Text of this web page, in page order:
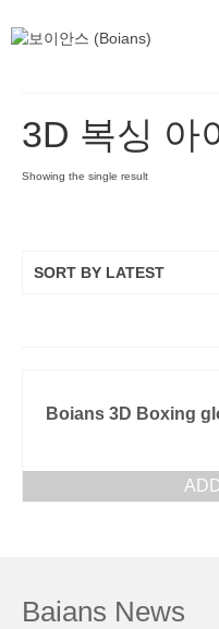
3D 복싱 아
Showing the single result
SORT BY LATEST
Boians 3D Boxing
Baians News